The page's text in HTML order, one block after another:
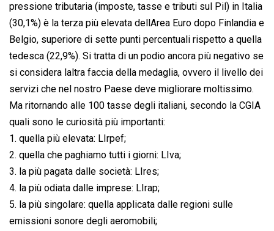
pressione tributaria (imposte, tasse e tributi sul Pil) in Italia
(30,1%) è la terza più elevata dellArea Euro dopo Finlandia e
Belgio, superiore di sette punti percentuali rispetto a quella
tedesca (22,9%). Si tratta di un podio ancora più negativo se
si considera laltra faccia della medaglia, ovvero il livello dei
servizi che nel nostro Paese deve migliorare moltissimo.
Ma ritornando alle 100 tasse degli italiani, secondo la CGIA
quali sono le curiosità più importanti:
1. quella più elevata: LIrpef;
2. quella che paghiamo tutti i giorni: LIva;
3. la più pagata dalle società: LIres;
4. la più odiata dalle imprese: LIrap;
5. la più singolare: quella applicata dalle regioni sulle
emissioni sonore degli aeromobili;